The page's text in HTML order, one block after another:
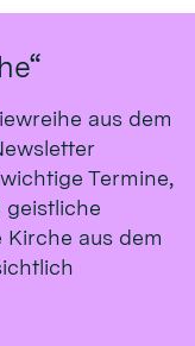
aus dem
Termine,
aus dem